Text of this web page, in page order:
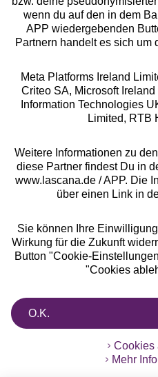
Rechtliches
Alle Preise inkl. MwSt., zzgl.
** Bonität vorausgesetzt, berechtigt zur
wenn du auf den in dem
APP wiedergebenden
Partnern handelt es sich um
Meta Platforms Ireland
Criteo SA, Microsoft
Information Technologies
Limited, RTB
Weitere Informationen zu
diese Partner findest Du in
www.lascana.de / APP. Die
über einen Link in
Sie können Ihre
Wirkung für die Zukunft
Button "Cookie-
"Cookies
O.K.
Cookies
Mehr